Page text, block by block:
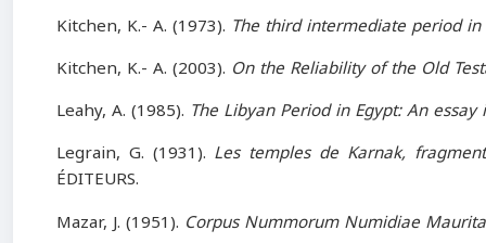
Kitchen, K.- A. (1973). The third intermediate period in
Kitchen, K.- A. (2003). On the Reliability of the Old
Leahy, A. (1985). The Libyan Period in Egypt: An
Legrain, G. (1931). Les temples de Karnak,
ÉDITEURS.
Mazar, J. (1951). Corpus Nummorum Numidiae